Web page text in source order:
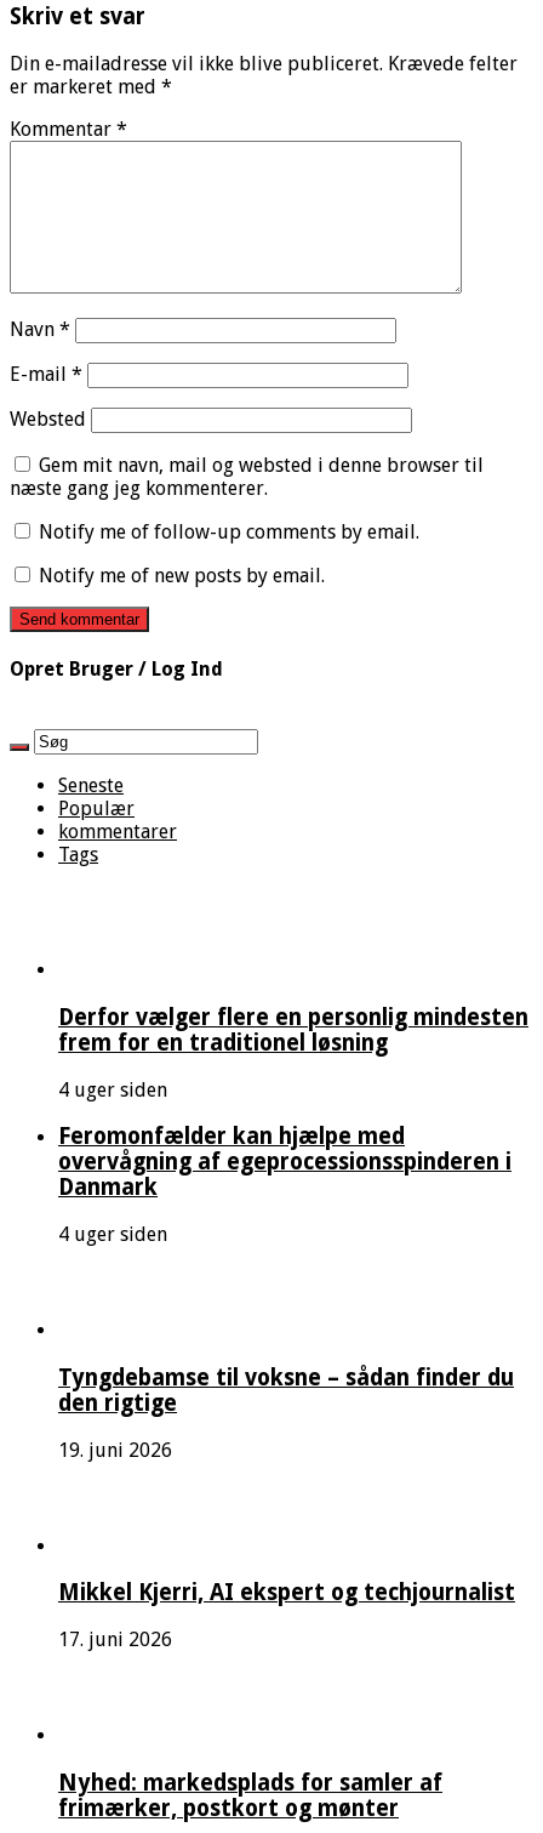
Skriv et svar
Din e-mailadresse vil ikke blive publiceret. Krævede felter
er markeret med *
Kommentar *
Navn *
E-mail *
Websted
Gem mit navn, mail og websted i denne browser til
næste gang jeg kommenterer.
Notify me of follow-up comments by email.
Notify me of new posts by email.
Opret Bruger / Log Ind
Seneste
Populær
kommentarer
Tags
Derfor vælger flere en personlig mindesten
frem for en traditionel løsning
4 uger siden
Feromonfælder kan hjælpe med
overvågning af egeprocessionsspinderen i
Danmark
4 uger siden
Tyngdebamse til voksne – sådan finder du
den rigtige
19. juni 2026
Mikkel Kjerri, AI ekspert og techjournalist
17. juni 2026
Nyhed: markedsplads for samler af
frimærker, postkort og mønter